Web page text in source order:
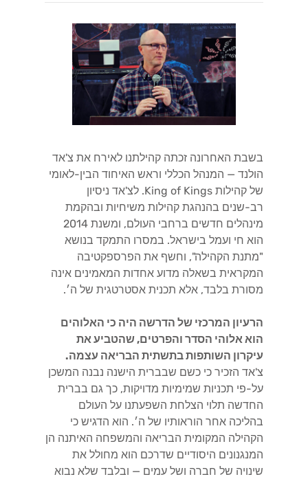
בשבת האחרונה זכתה קהילתנו לאירח את צ'אד
הולנד — המנהל הכללי וראש האיחוד הבין-לאומי
של קהילות King of Kings. לצ'אד ניסיון
רב-שנים בהנהגת קהילות משיחיות ובהקמת
מינהלים חדשים ברחבי העולם, ומשנת 2014
הוא חי ועמל בישראל. במסרו התמקד בנושא
"מתנת הקהילה", וחשף את הפרספקטיבה
המקראית בשאלה מדוע אחדות המאמינים אינה
מסורת בלבד, אלא תכנית אסטרטגית של ה׳.
הרעיון המרכזי של הדרשה היה כי האלוהים
הוא אלוהי הסדר והפרטים, שהטביע את
עיקרון השותפות בתשתית הבריאה עצמה.
צ'אד הזכיר כי כשם שבברית הישנה נבנה המשכן
על-פי תכניות שמימיות מדויקות, כך גם בברית
החדשה תלוי הצלחת השפעתנו על העולם
בהליכה אחר הוראותיו של ה׳. הוא הדגיש כי
הקהילה המקומית הבריאה והמשפחה האיתנה הן
המנגנונים היסודיים שדרכם הוא מחולל את
שינויה של חברה ושל עמים — ובלבד שלא נבוא